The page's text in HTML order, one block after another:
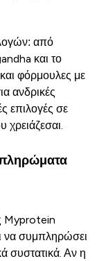
από
και το
φόρμουλες με
ανδρικές
επιλογές σε
Myprotein
να συμπληρώσει
συστατικά. Αν η